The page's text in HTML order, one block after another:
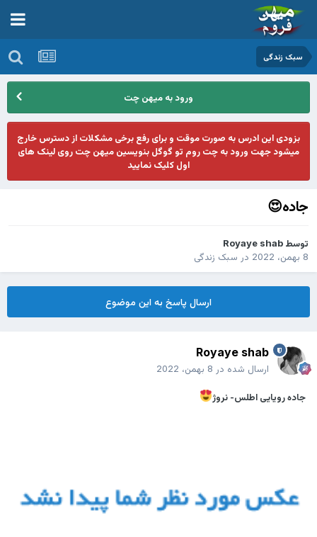
سبک زندگی
ورود به میهن چت
بزودی این ادرس به صورت موقت و برای رفع برخی مشکلات از دسترس خارج
میشود جهت ورود به چت روم تو گوگل بنویسین میهن چت روی لینک های
اول کلیک نمایید
جاده😍
توسط Royaye shab
8 بهمن، 2022
در سبک زندگی
ارسال پاسخ به این موضوع
Royaye shab
ارسال شده در 8 بهمن، 2022
جاده‌ رویایی اطلس- نروژ